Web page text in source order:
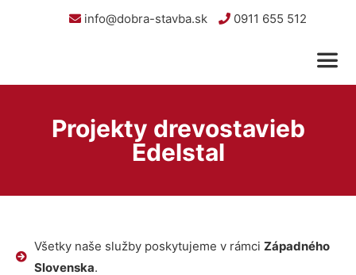
info@dobra-stavba.sk 0911 655 512
Projekty drevostavieb
Edelstal
Všetky naše služby poskytujeme v rámci Západného
Slovenska.